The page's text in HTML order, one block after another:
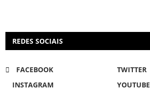
REDES SOCIAIS
FACEBOOK
TWITTER
INSTAGRAM
YOUTUBE